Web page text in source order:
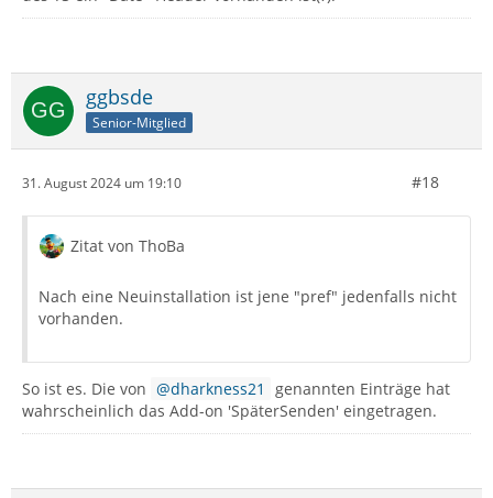
ggbsde
Senior-Mitglied
31. August 2024 um 19:10 #18
Zitat von ThoBa
Nach eine Neuinstallation ist jene "pref" jedenfalls nicht
vorhanden.
So ist es. Die von dharkness21
genannten Einträge hat
wahrscheinlich das Add-on 'SpäterSenden' eingetragen.